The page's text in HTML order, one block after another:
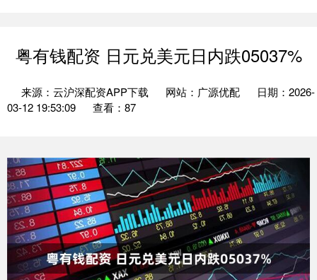
粤有钱配资 日元兑美元日内跌05037%
来源：云沪深配资APP下载 网站：广源优配
日期：2026-
03-12 19:53:09
查看：87